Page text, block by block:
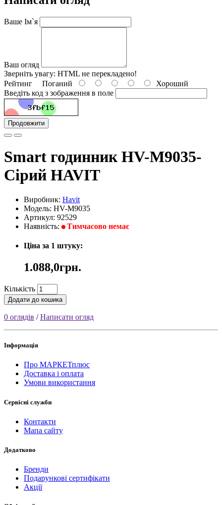
Ваше Ім`я
Ваш огляд
Зверніть увагу: HTML не перекладено!
Рейтинг Поганий
Хороший
Введіть код з зображення в поле
Продовжити
Smart годинник HV-M9035-
Сірий HAVIT
Виробник: Havit
Модель: HV-M9035
Артикул: 92529
Наявність:
Тимчасово немає
Ціна за 1 штуку:
1.088,0грн.
Кількість
Додати до кошика
0 оглядів /Написати огляд
Інформація
Про МАРКЕТплюс
Доставка і оплата
Умови використання
Сервісні служби
Контакти
Мапа сайту
Додатково
Бренди
Подарункові сертифікати
Акції